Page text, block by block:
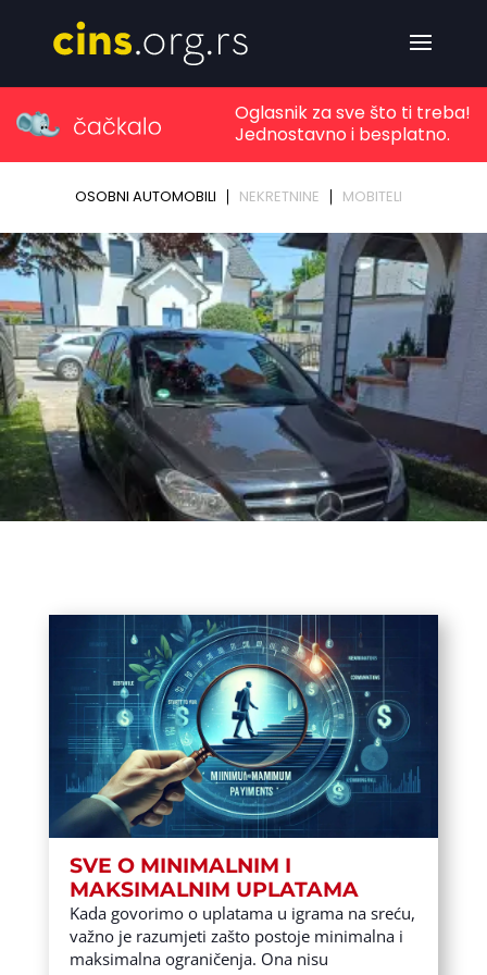
SVE O MINIMALNIM I
MAKSIMALNIM UPLATAMA
Kada govorimo o uplatama u igrama na sreću,
važno je razumjeti zašto postoje minimalna i
maksimalna ograničenja. Ona nisu